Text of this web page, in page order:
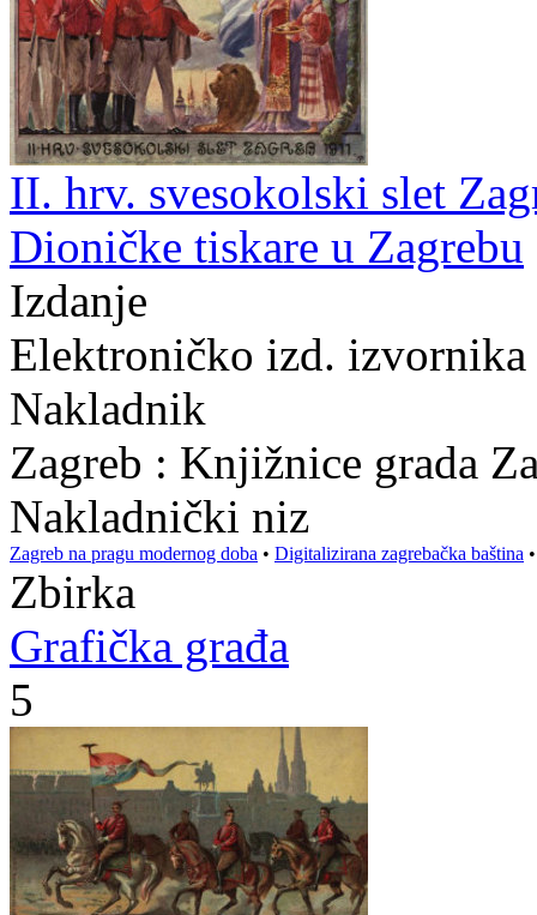
II. hrv. svesokolski slet
Dioničke tiskare u Zagrebu
Izdanje
Elektroničko izd.
Nakladnik
Zagreb : Knjižnice grada
Nakladnički niz
Zagreb na pragu modernog doba • Digitalizirana zagrebačka baština
Zbirka
Grafička građa
5